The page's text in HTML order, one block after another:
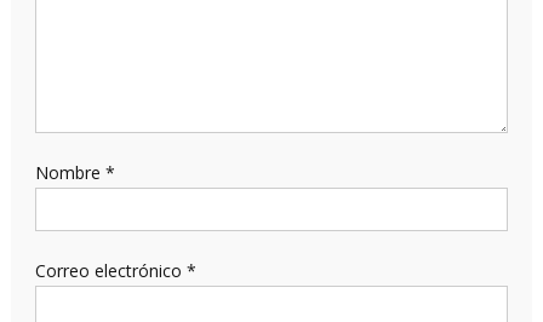
Nombre *
Correo electrónico *